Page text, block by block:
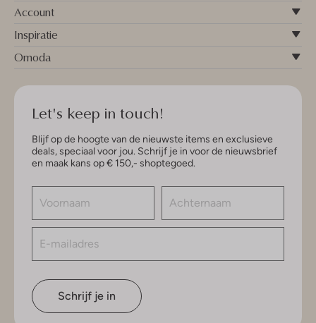
Account
Inspiratie
Omoda
Let's keep in touch!
Blijf op de hoogte van de nieuwste items en exclusieve
deals, speciaal voor jou. Schrijf je in voor de nieuwsbrief
en maak kans op € 150,- shoptegoed.
Schrijf je in